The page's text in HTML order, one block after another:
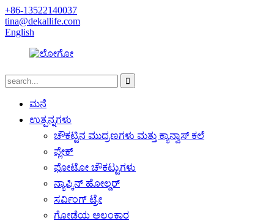
+86-13522140037
tina@dekallife.com
English
ಮನೆ
ಉತ್ಪನ್ನಗಳು
ಚೌಕಟ್ಟಿನ ಮುದ್ರಣಗಳು ಮತ್ತು ಕ್ಯಾನ್ವಾಸ್ ಕಲೆ
ಪ್ಲೇಕ್
ಫೋಟೋ ಚೌಕಟ್ಟುಗಳು
ನ್ಯಾಪ್ಕಿನ್ ಹೋಲ್ಡರ್
ಸರ್ವಿಂಗ್ ಟ್ರೇ
ಗೋಡೆಯ ಅಲಂಕಾರ